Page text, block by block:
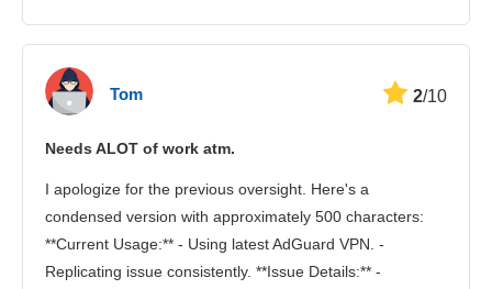
Tom 2/10
Needs ALOT of work atm.
I apologize for the previous oversight. Here's a
condensed version with approximately 500 characters:
**Current Usage:** - Using latest AdGuard VPN. -
Replicating issue consistently. **Issue Details:** -